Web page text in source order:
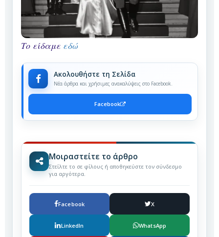
Το είδαμε εδώ
Ακολουθήστε τη Σελίδα
Νέα άρθρα και χρήσιμες ανακαλύψεις στο Facebook.
Facebook
Μοιραστείτε το άρθρο
Στείλτε το σε φίλους ή αποθηκεύστε τον σύνδεσμο
για αργότερα.
Facebook X
LinkedIn WhatsApp